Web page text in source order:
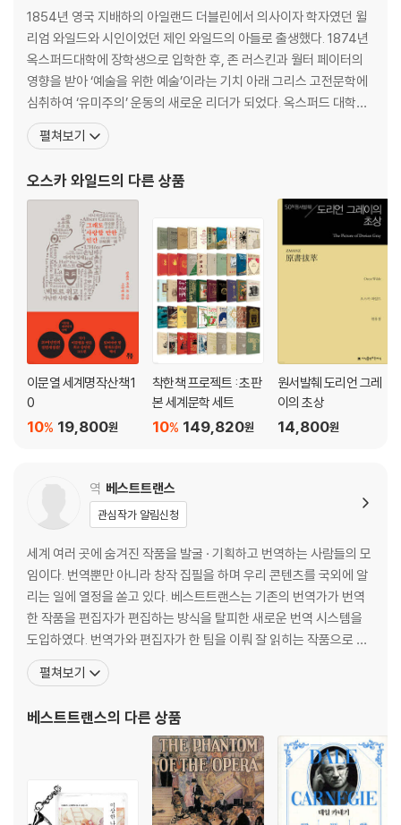
1854년 영국 지배하의 아일랜드 더블린에서 의사이자 학자였던 윌
리엄 와일드와 시인이었던 제인 와일드의 아들로 출생했다. 1874년
옥스퍼드대학에 장학생으로 입학한 후, 존 러스킨과 월터 페이터의
영향을 받아 ‘예술을 위한 예술’이라는 기치 아래 그리스 고전문학에
심취하여 ‘유미주의’ 운동의 새로운 리더가 되었다. 옥스퍼드 대학교
재학 중 이탈리아 라벤나를 여행하며 지은 시 「라벤나」로 뉴디게이트
상을 수상하면서 작가로서의 활동을 시작한다. ‘예술을 위한 예술’을
유명했는데 당시 오스카 와일드의 이러한 행태를
펼쳐보기
오스카 와일드의 다른 상품
이문열 세계명작산책 1
0
19,800원
10%
착한책 프로젝트 : 초판
본 세계문학 세트
149,820원
10%
원서발췌 도리언 그레
이의 초상
14,800원
역 베스트트랜스
관심작가 알림신청
세계 여러 곳에 숨겨진 작품을 발굴 · 기획하고 번역하는 사람들의 모
임이다. 번역뿐만 아니라 창작 집필을 하며 우리 콘텐츠를 국외에 알
리는 일에 열정을 쏟고 있다. 베스트트랜스는 기존의 번역가가 번역
한 작품을 편집자가 편집하는 방식을 탈피한 새로운 번역 시스템을
도입하였다. 번역가와 편집자가 한 팀을 이뤄 잘 읽히는 작품으로 다
듬기 위한 번역과 책임편집이 동시에 이뤄지는 방식이다. 번역 단계
에서는 직역직해가 아닌 원문을 훼손하지 않는 범위 내에서 우리말의
울인다. 그다음 편집 단계에서는 교정교열자 두세 명이 한 팀
펼쳐보기
베스트트랜스의 다른 상품